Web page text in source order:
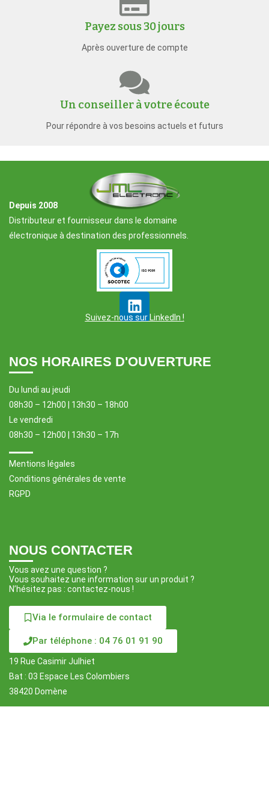
Payez sous 30 jours
Après ouverture de compte
Un conseiller à votre écoute
Pour répondre à vos besoins actuels et futurs
Depuis 2008
Distributeur et fournisseur dans le domaine
électronique à destination des professionnels.
Suivez-nous sur LinkedIn !
NOS HORAIRES D'OUVERTURE
Du lundi au jeudi
08h30 – 12h00 | 13h30 – 18h00
Le vendredi
08h30 – 12h00 | 13h30 – 17h
Mentions légales
Conditions générales de vente
RGPD
NOUS CONTACTER
Vous avez une question ?
Vous souhaitez une information sur un produit ?
N’hésitez pas : contactez-nous !
Via le formulaire de contact
Par téléphone : 04 76 01 91 90
19 Rue Casimir Julhiet
Bat : 03 Espace Les Colombiers
38420 Domène